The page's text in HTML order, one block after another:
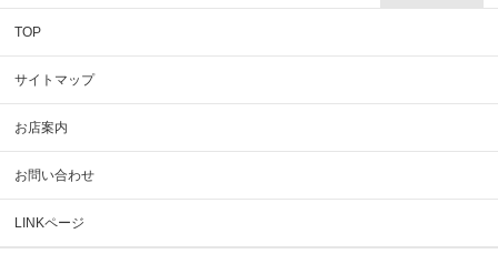
TOP
サイトマップ
お店案内
お問い合わせ
LINKページ